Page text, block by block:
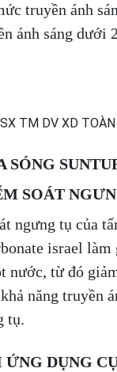
truyền ánh
ánh sáng dưới
SOÁT
ngưng tụ của
israel
nước, từ đó
năng truyền
tụ.
DỤNG